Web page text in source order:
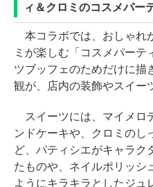
ィ＆クロミのコスメパー
本コラボでは、おしゃれ
ミが楽しむ「コスメパーテ
ツブッフェのためだけに描
観が、店内の装飾やスイー
スイーツには、マイメロ
ンドケーキや、クロミのし
ど、パティシエがキャラク
たものや、ネイルポリッシ
ようにキラキラとしたジュ